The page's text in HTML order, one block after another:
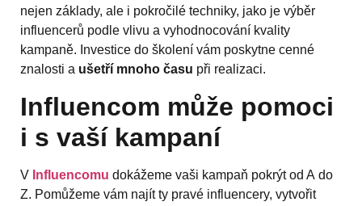
nejen základy, ale i pokročilé techniky, jako je výběr
influencerů podle vlivu a vyhodnocování kvality
kampaně. Investice do školení vám poskytne cenné
znalosti a ušetří mnoho času při realizaci.
Influencom může pomoci
i s vaší kampaní
V Influencomu dokážeme vaši kampaň pokrýt od A do
Z. Pomůžeme vám najít ty pravé influencery, vytvořit